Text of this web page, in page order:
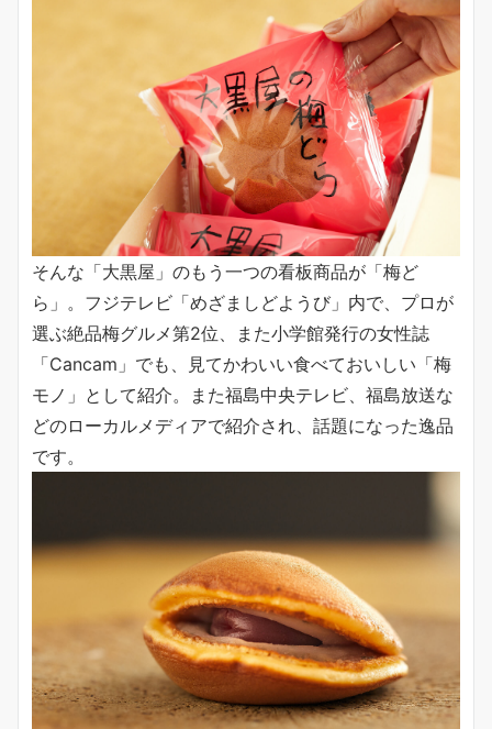
そんな「大黒屋」のもう一つの看板商品が「梅ど
ら」。フジテレビ「めざましどようび」内で、プロが
選ぶ絶品梅グルメ第2位、また小学館発行の女性誌
「Cancam」でも、見てかわいい食べておいしい「梅
モノ」として紹介。また福島中央テレビ、福島放送な
どのローカルメディアで紹介され、話題になった逸品
です。